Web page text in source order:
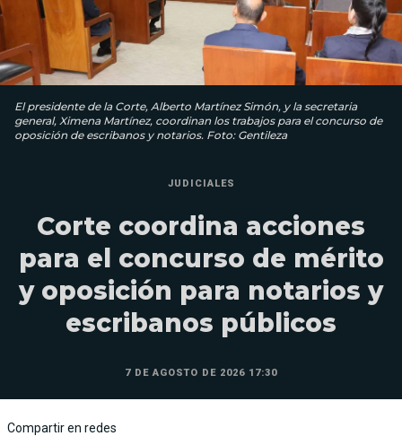
El presidente de la Corte, Alberto Martínez Simón, y la secretaria
general, Ximena Martínez, coordinan los trabajos para el concurso de
oposición de escribanos y notarios. Foto: Gentileza
JUDICIALES
Corte coordina acciones
para el concurso de mérito
y oposición para notarios y
escribanos públicos
7 DE AGOSTO DE 2026 17:30
Compartir en redes